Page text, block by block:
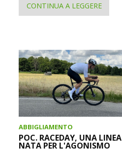
CONTINUA A LEGGERE
ABBIGLIAMENTO
POC. RACEDAY, UNA LINEA
NATA PER L'AGONISMO